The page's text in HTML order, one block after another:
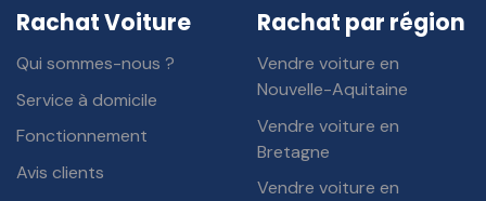
Rachat Voiture
Qui sommes-nous ?
Service à domicile
Fonctionnement
Avis clients
Rachat par région
Vendre voiture en
Nouvelle-Aquitaine
Vendre voiture en
Bretagne
Vendre voiture en